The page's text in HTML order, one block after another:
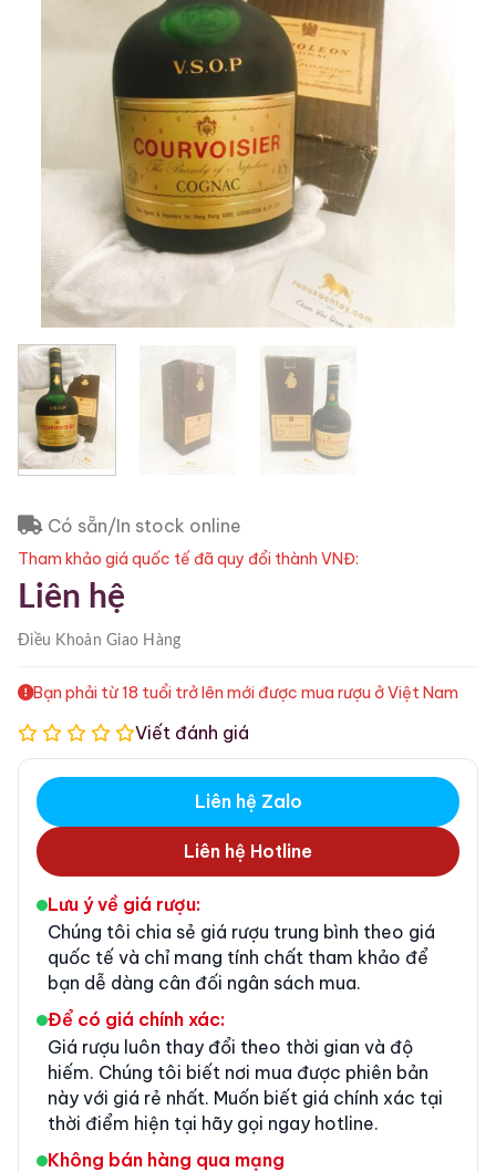
Có sẵn/In stock online
Tham khảo giá quốc tế đã quy đổi thành VNĐ:
Liên hệ
Điều KhoảnGiao Hàng
Bạn phải từ 18 tuổi trở lên mới được mua rượu ở Việt Nam
Viết đánh giá
Liên hệ Zalo
Liên hệ Hotline
Lưu ý về giá rượu:
Chúng tôi chia sẻ giá rượu trung bình theo giá
quốc tế và chỉ mang tính chất tham khảo để
bạn dễ dàng cân đối ngân sách mua.
Để có giá chính xác:
Giá rượu luôn thay đổi theo thời gian và độ
hiếm. Chúng tôi biết nơi mua được phiên bản
này với giá rẻ nhất. Muốn biết giá chính xác tại
thời điểm hiện tại hãy gọi ngay hotline.
Không bán hàng qua mạng